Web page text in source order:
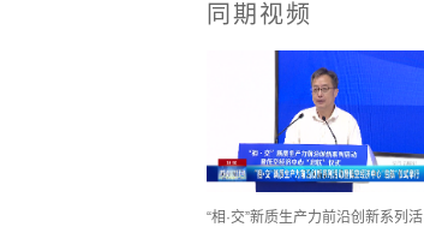
同期视频
“相·交”新质生产力前沿创新系列活